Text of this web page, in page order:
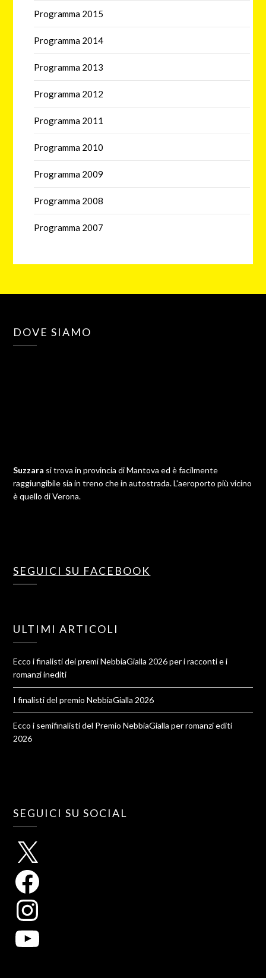
Programma 2015
Programma 2014
Programma 2013
Programma 2012
Programma 2011
Programma 2010
Programma 2009
Programma 2008
Programma 2007
DOVE SIAMO
Suzzara si trova in provincia di Mantova ed è facilmente
raggiungibile sia in treno che in autostrada. L'aeroporto più vicino
è quello di Verona.
SEGUICI SU FACEBOOK
ULTIMI ARTICOLI
Ecco i finalisti dei premi NebbiaGialla 2026 per i racconti e i
romanzi inediti
I finalisti del premio NebbiaGialla 2026
Ecco i semifinalisti del Premio NebbiaGialla per romanzi editi
2026
SEGUICI SU SOCIAL